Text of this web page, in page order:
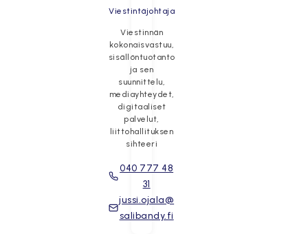
Viestintäjohtaja
Viestinnän
kokonaisvastuu,
sisällöntuotanto
ja sen
suunnittelu,
mediayhteydet,
digitaaliset
palvelut,
liittohallituksen
sihteeri
040 777 48
31
jussi.ojala@
salibandy.fi